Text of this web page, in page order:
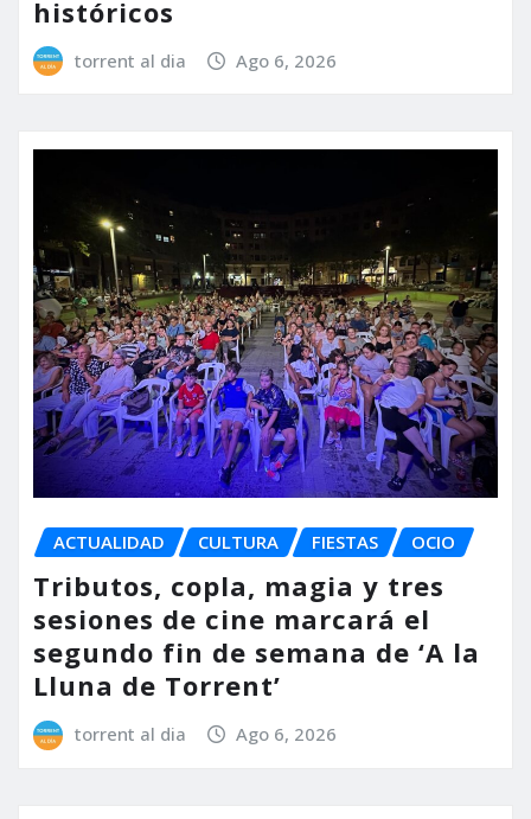
históricos
torrent al dia Ago 6, 2026
ACTUALIDAD CULTURA FIESTAS OCIO
Tributos, copla, magia y tres
sesiones de cine marcará el
segundo fin de semana de ‘A la
Lluna de Torrent’
torrent al dia Ago 6, 2026